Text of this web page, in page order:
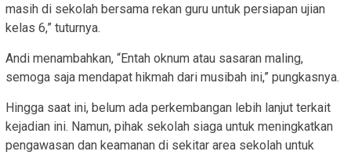
masih di sekolah bersama rekan guru untuk persiapan ujian
kelas 6,” tuturnya.
Andi menambahkan, “Entah oknum atau sasaran maling,
semoga saja mendapat hikmah dari musibah ini,” pungkasnya.
Hingga saat ini, belum ada perkembangan lebih lanjut terkait
kejadian ini. Namun, pihak sekolah siaga untuk meningkatkan
pengawasan dan keamanan di sekitar area sekolah untuk